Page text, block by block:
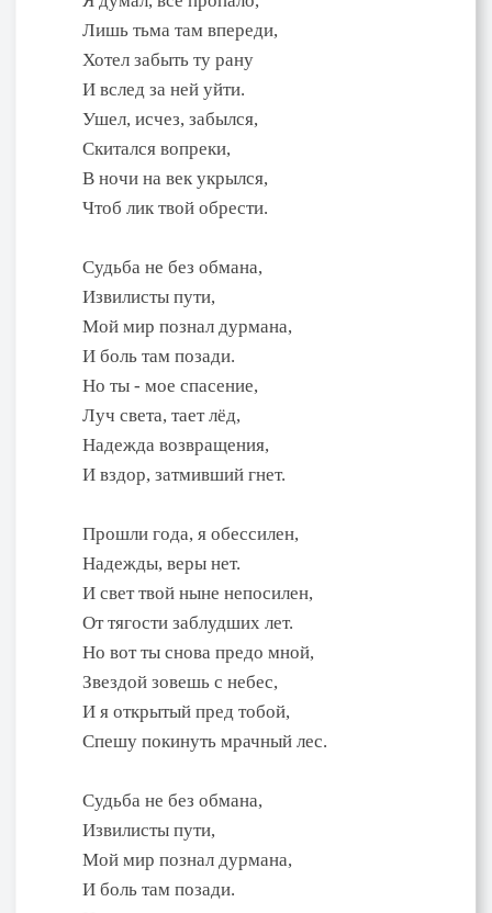
Лишь тьма там впереди,
Хотел забыть ту рану
И вслед за ней уйти.
Ушел, исчез, забылся,
Скитался вопреки,
В ночи на век укрылся,
Чтоб лик твой обрести.
Судьба не без обмана,
Извилисты пути,
Мой мир познал дурмана,
И боль там позади.
Но ты - мое спасение,
Луч света, тает лёд,
Надежда возвращения,
И вздор, затмивший гнет.
Прошли года, я обессилен,
Надежды, веры нет.
И свет твой ныне непосилен,
От тягости заблудших лет.
Но вот ты снова предо мной,
Звездой зовешь с небес,
И я открытый пред тобой,
Спешу покинуть мрачный лес.
Судьба не без обмана,
Извилисты пути,
Мой мир познал дурмана,
И боль там позади.